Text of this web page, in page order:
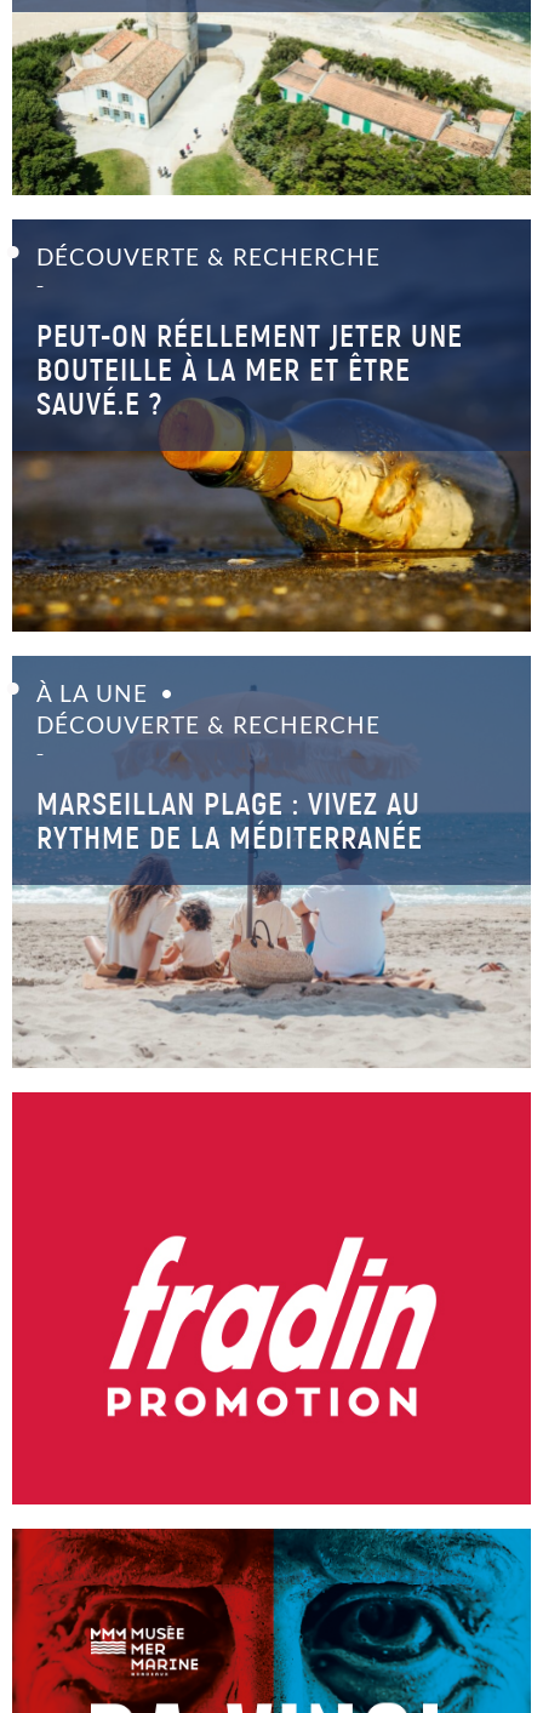
DÉCOUVERTE & RECHERCHE
–
PEUT-ON RÉELLEMENT JETER UNE
BOUTEILLE À LA MER ET ÊTRE
SAUVÉ.E ?
À LA UNE
DÉCOUVERTE & RECHERCHE
–
MARSEILLAN PLAGE : VIVEZ AU
RYTHME DE LA MÉDITERRANÉE